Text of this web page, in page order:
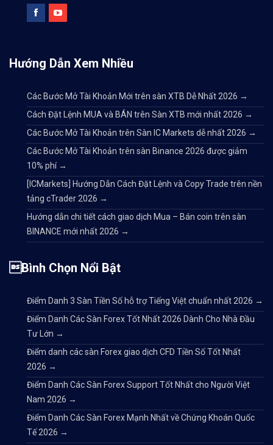
Hướng Dẫn Xem Nhiều
Các Bước Mở Tài Khoản Mới trên sàn XTB Dễ Nhất 2026 →
Cách Đặt Lệnh MUA và BÁN trên Sàn XTB mới nhất 2026 →
Các Bước Mở Tài Khoản trên Sàn IC Markets dễ nhất 2026 →
Các Bước Mở Tài Khoản trên sàn Binance 2026 được giảm
10% phí →
[ICMarkets] Hướng Dẫn Cách Đặt Lệnh và Copy Trade trên nền
tảng cTrader 2026 →
Hướng dẫn chi tiết cách giao dịch Mua – Bán coin trên sàn
BINANCE mới nhất 2026 →
Bình Chọn Nổi Bật
Điểm Danh 3 Sàn Tiền Số hỗ trợ Tiếng Việt chuẩn nhất 2026 →
Điểm Danh Các Sàn Forex Tốt Nhất 2026 Dành Cho Nhà Đầu
Tư Lớn →
Điểm danh các sàn Forex giao dịch CFD Tiền Số Tốt Nhất
2026 →
Điểm Danh Các Sàn Forex Support Tốt Nhất cho Người Việt
Nam 2026 →
Điểm Danh Các Sàn Forex Mạnh Nhất về Chứng Khoán Quốc
Tế 2026 →